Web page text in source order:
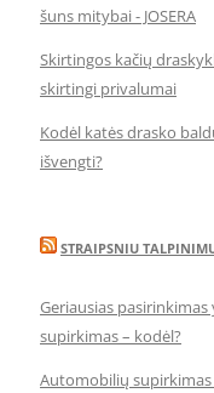
šuns mitybai - JOSERA
Skirtingos kačių
skirtingi privalumai
Kodėl katės drasko
išvengti?
STRAIPSNIU
Geriausias pasirinkimas
supirkimas – kodėl?
Automobilių